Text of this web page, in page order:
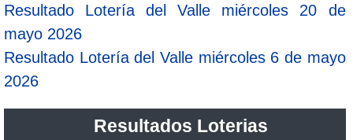
Resultado Lotería del Valle miércoles 20 de
mayo 2026
Resultado Lotería del Valle miércoles 6 de mayo
2026
Resultados Loterias